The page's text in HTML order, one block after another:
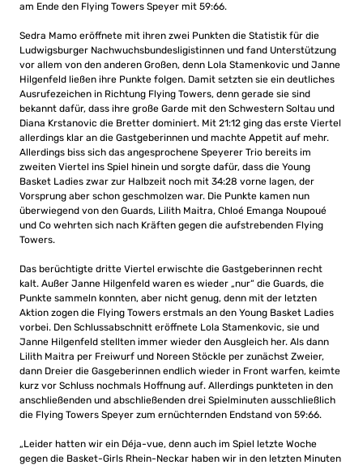
am Ende den Flying Towers Speyer mit 59:66.
Sedra Mamo eröffnete mit ihren zwei Punkten die Statistik für die
Ludwigsburger Nachwuchsbundesligistinnen und fand Unterstützung
vor allem von den anderen Großen, denn Lola Stamenkovic und Janne
Hilgenfeld ließen ihre Punkte folgen. Damit setzten sie ein deutliches
Ausrufezeichen in Richtung Flying Towers, denn gerade sie sind
bekannt dafür, dass ihre große Garde mit den Schwestern Soltau und
Diana Krstanovic die Bretter dominiert. Mit 21:12 ging das erste Viertel
allerdings klar an die Gastgeberinnen und machte Appetit auf mehr.
Allerdings biss sich das angesprochene Speyerer Trio bereits im
zweiten Viertel ins Spiel hinein und sorgte dafür, dass die Young
Basket Ladies zwar zur Halbzeit noch mit 34:28 vorne lagen, der
Vorsprung aber schon geschmolzen war. Die Punkte kamen nun
überwiegend von den Guards, Lilith Maitra, Chloé Emanga Noupoué
und Co wehrten sich nach Kräften gegen die aufstrebenden Flying
Towers.
Das berüchtigte dritte Viertel erwischte die Gastgeberinnen recht
kalt. Außer Janne Hilgenfeld waren es wieder „nur“ die Guards, die
Punkte sammeln konnten, aber nicht genug, denn mit der letzten
Aktion zogen die Flying Towers erstmals an den Young Basket Ladies
vorbei. Den Schlussabschnitt eröffnete Lola Stamenkovic, sie und
Janne Hilgenfeld stellten immer wieder den Ausgleich her. Als dann
Lilith Maitra per Freiwurf und Noreen Stöckle per zunächst Zweier,
dann Dreier die Gasgeberinnen endlich wieder in Front warfen, keimte
kurz vor Schluss nochmals Hoffnung auf. Allerdings punkteten in den
anschließenden und abschließenden drei Spielminuten ausschließlich
die Flying Towers Speyer zum ernüchternden Endstand von 59:66.
„Leider hatten wir ein Déja-vue, denn auch im Spiel letzte Woche
gegen die Basket-Girls Rhein-Neckar haben wir in den letzten Minuten